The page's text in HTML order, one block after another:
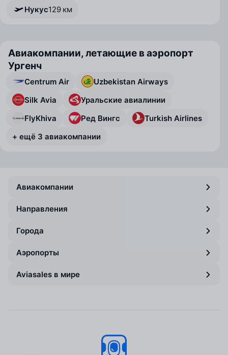
Нукус129 км
Авиакомпании, летающие в аэропорт
Ургенч
Centrum Air
Uzbekistan Airways
Silk Avia
Уральские авиалинии
FlyKhiva
Ред Вингс
Turkish Airlines
+ ещё 3 авиакомпании
Авиакомпании
Направления
Города
Аэропорты
Aviasales в мире